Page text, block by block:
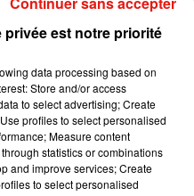
devenue virale,
souvenir pour les années
aussi bas", "Qui a dit que
?", peut-on lire en
se souviendra à vie de
est notre priorité
data processing based on
Store and/or access
to select advertising; Create
profiles to select personalised
Measure content
statistics or combinations
and improve services; Create
to select personalised